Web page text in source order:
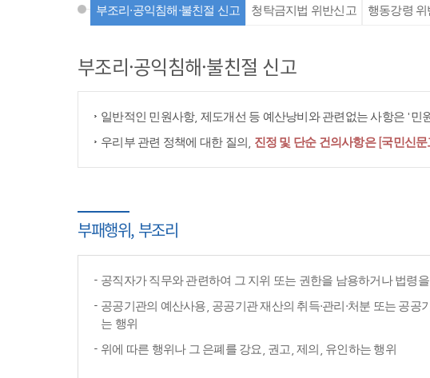
부조리·공익침해·불친절 신고 청탁금지법 위반신고 행동강령 위
부조리·공익침해·불친절 신고
일반적인 민원사항, 제도개선 등 예산낭비와 관련없는 사항은 '민
우리부 관련 정책에 대한 질의, 진정 및 단순 건의사항은 [국민신
부패행위, 부조리
공직자가 직무와 관련하여 그 지위 또는 권한을 남용하거나 법령
공공기관의 예산사용, 공공기관 재산의 취득·관리·처분 또는 공
는 행위
위에 따른 행위나 그 은폐를 강요, 권고, 제의, 유인하는 행위